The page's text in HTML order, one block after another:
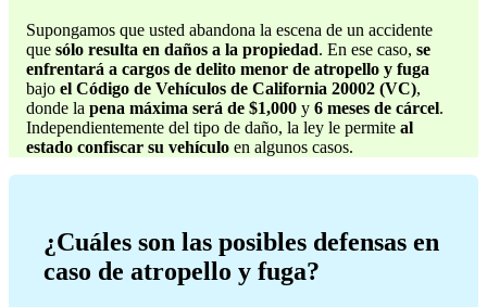
Supongamos que usted abandona la escena de un accidente
que sólo resulta en daños a la propiedad. En ese caso, se
enfrentará a cargos de delito menor de atropello y fuga
bajo el Código de Vehículos de California 20002 (VC),
donde la pena máxima será de $1,000 y 6 meses de cárcel.
Independientemente del tipo de daño, la ley le permite al
estado confiscar su vehículo en algunos casos.
¿Cuáles son las posibles defensas en
caso de atropello y fuga?